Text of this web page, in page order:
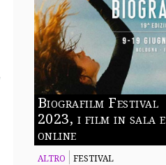
Biografilm Festival
2023, i film in sala e
online
ALTRO FESTIVAL